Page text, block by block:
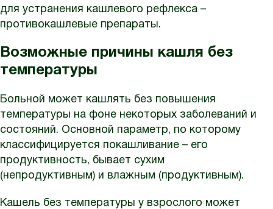
для устранения кашлевого рефлекса –
противокашлевые препараты.
Возможные причины кашля без
температуры
Больной может кашлять без повышения
температуры на фоне некоторых заболеваний и
состояний. Основной параметр, по которому
классифицируется покашливание – его
продуктивность, бывает сухим
(непродуктивным) и влажным (продуктивным).
Кашель без температуры у взрослого может